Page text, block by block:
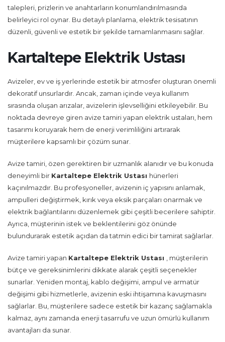
talepleri, prizlerin ve anahtarların konumlandırılmasında
belirleyici rol oynar. Bu detaylı planlama, elektrik tesisatının
düzenli, güvenli ve estetik bir şekilde tamamlanmasını sağlar.
Kartaltepe Elektrik Ustası
Avizeler, ev ve iş yerlerinde estetik bir atmosfer oluşturan önemli
dekoratif unsurlardır. Ancak, zaman içinde veya kullanım
sırasında oluşan arızalar, avizelerin işlevselliğini etkileyebilir. Bu
noktada devreye giren avize tamiri yapan elektrik ustaları, hem
tasarımı koruyarak hem de enerji verimliliğini artırarak
müşterilere kapsamlı bir çözüm sunar.
Avize tamiri, özen gerektiren bir uzmanlık alanıdır ve bu konuda
deneyimli bir Kartaltepe Elektrik Ustası hünerleri
kaçınılmazdır. Bu profesyoneller, avizenin iç yapısını anlamak,
ampulleri değiştirmek, kırık veya eksik parçaları onarmak ve
elektrik bağlantılarını düzenlemek gibi çeşitli becerilere sahiptir.
Ayrıca, müşterinin istek ve beklentilerini göz önünde
bulundurarak estetik açıdan da tatmin edici bir tamirat sağlarlar.
Avize tamiri yapan Kartaltepe Elektrik Ustası
, müşterilerin
bütçe ve gereksinimlerini dikkate alarak çeşitli seçenekler
sunarlar. Yeniden montaj, kablo değişimi, ampul ve armatür
değişimi gibi hizmetlerle, avizenin eski ihtişamına kavuşmasını
sağlarlar. Bu, müşterilere sadece estetik bir kazanç sağlamakla
kalmaz, aynı zamanda enerji tasarrufu ve uzun ömürlü kullanım
avantajları da sunar.